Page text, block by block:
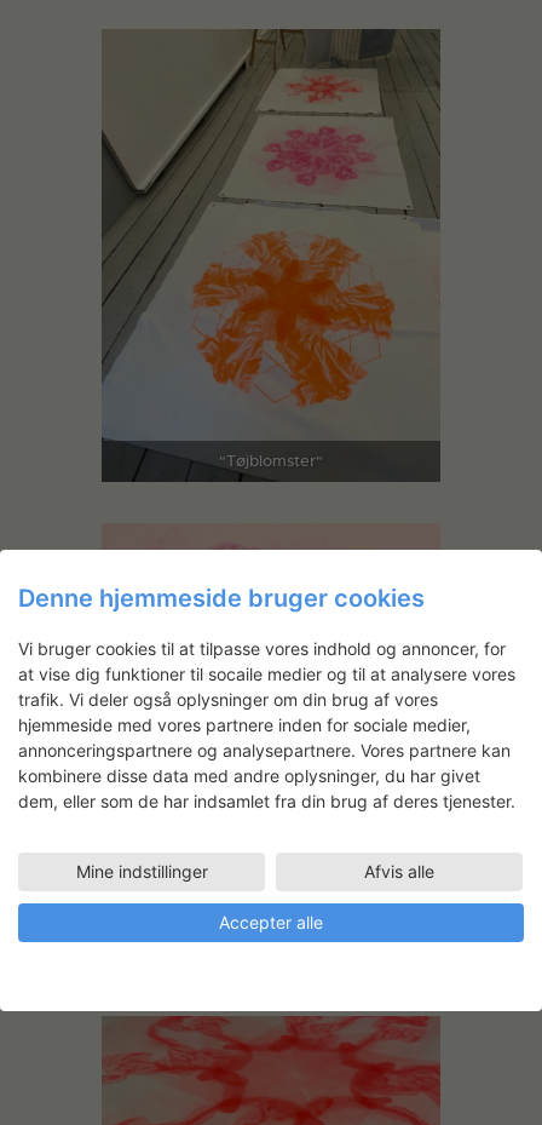
"Tøjblomster"
Denne hjemmeside bruger cookies
Vi bruger cookies til at tilpasse vores indhold og annoncer, for
at vise dig funktioner til socaile medier og til at analysere vores
trafik. Vi deler også oplysninger om din brug af vores
hjemmeside med vores partnere inden for sociale medier,
annonceringspartnere og analysepartnere. Vores partnere kan
kombinere disse data med andre oplysninger, du har givet
dem, eller som de har indsamlet fra din brug af deres tjenester.
Mine indstillinger Afvis alle
Accepter alle